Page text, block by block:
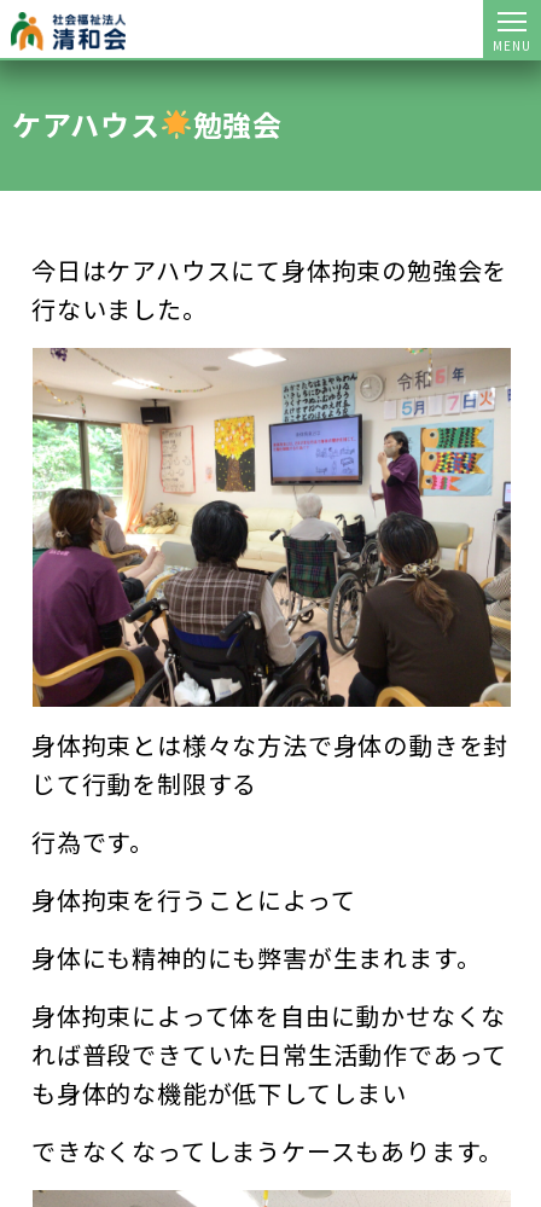
MENU
ケアハウス 勉強会
今日はケアハウスにて身体拘束の勉強会を
行ないました。
身体拘束とは様々な方法で身体の動きを封
じて行動を制限する
行為です。
身体拘束を行うことによって
身体にも精神的にも弊害が生まれます。
身体拘束によって体を自由に動かせなくな
れば普段できていた日常生活動作であって
も身体的な機能が低下してしまい
できなくなってしまうケースもあります。